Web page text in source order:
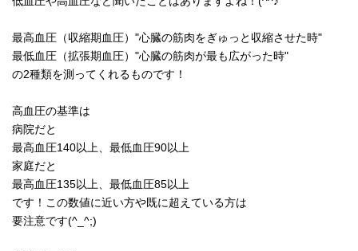
最高血圧（収縮期血圧） "心臓の筋肉をぎゅっと収縮させた時"
最低血圧（拡張期血圧） "心臓の筋肉が最も広がった時"
の2種類を測ってくれるものです！
高血圧の基準は
病院だと
最高血圧140以上、最低血圧90以上
家庭だと
最高血圧135以上、最低血圧85以上
です！この数値に近い方や既に超えている方は
要注意です(^_^;)